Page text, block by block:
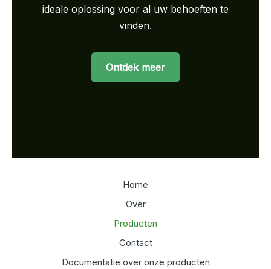
ideale oplossing voor al uw behoeften te
vinden.
Ontdek meer
Home
Over
Producten
Contact
Documentatie over onze producten